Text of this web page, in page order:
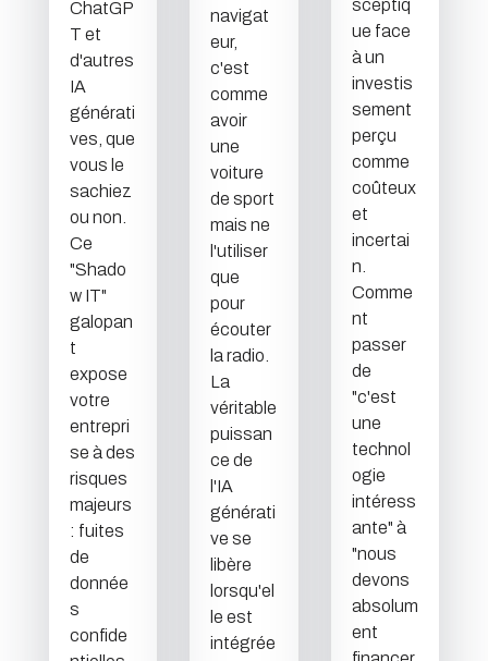
ChatGP
T et
d'autres
IA
générati
ves, que
vous le
sachiez
ou non.
Ce
"Shado
w IT"
galopan
t
expose
votre
entrepri
se à des
risques
majeurs
: fuites
de
donnée
s
confide
navigat
eur,
c'est
comme
avoir
une
voiture
de sport
mais ne
l'utiliser
que
pour
écouter
la radio.
La
véritable
puissan
ce de
l'IA
générati
ve se
libère
lorsqu'el
le est
intégrée
sceptiq
ue face
à un
investis
sement
perçu
comme
coûteux
et
incertai
n.
Comme
nt
passer
de
"c'est
une
technol
ogie
intéress
ante" à
"nous
devons
absolum
ent